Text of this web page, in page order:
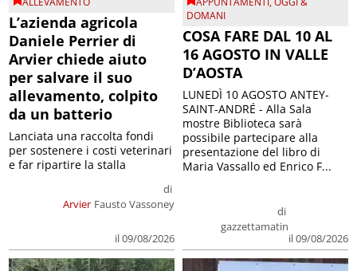
L’azienda agricola
Daniele Perrier di
Arvier chiede aiuto
per salvare il suo
allevamento, colpito
da un batterio
Arvier
di
Fausto Vassoney
il 09/08/2026
Lanciata una raccolta fondi
per sostenere i costi veterinari
e far ripartire la stalla
DOMANI
COSA FARE DAL 10 AL
16 AGOSTO IN VALLE
D’AOSTA
di
gazzettamatin
il 09/08/2026
LUNEDÌ 10 AGOSTO ANTEY-
SAINT-ANDRÉ - Alla Sala
mostre Biblioteca sarà
possibile partecipare alla
presentazione del libro di
Maria Vassallo ed Enrico F...